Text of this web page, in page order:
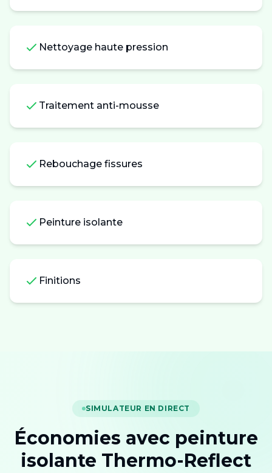
Nettoyage haute pression
Traitement anti-mousse
Rebouchage fissures
Peinture isolante
Finitions
SIMULATEUR EN DIRECT
Économies avec peinture
isolante Thermo-Reflect